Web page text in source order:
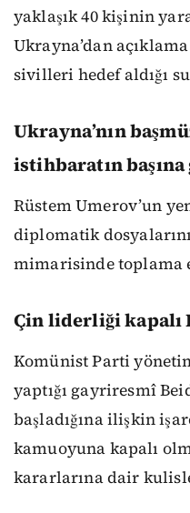
yaklaşık 40 kişinin
Ukrayna’dan
sivilleri hedef aldığı
Ukrayna’nın
istihbaratın
Rüstem Umerov’un
diplomatik
mimarisinde
Çin liderliği kapalı
Komünist Parti
yaptığı gayriresmî
başladığına ilişkin
kamuoyuna kapalı
kararlarına dair